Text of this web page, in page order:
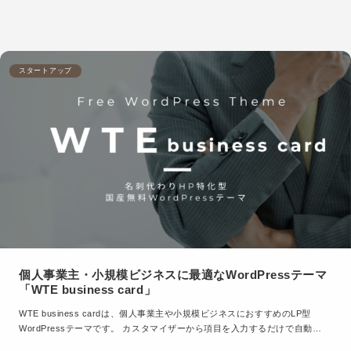
スタートアップ
個人事業主・小規模ビジネスに最適なWordPressテーマ
「WTE business card」
WTE business cardは、個人事業主や小規模ビジネスにおすすめのLP型
WordPressテーマです。 カスタマイザーから項目を入力するだけで自動…